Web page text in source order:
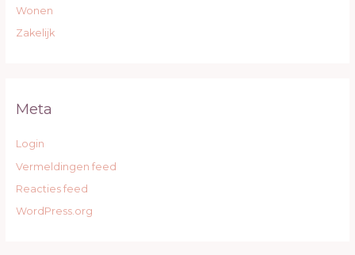
Wonen
Zakelijk
Meta
Login
Vermeldingen feed
Reacties feed
WordPress.org